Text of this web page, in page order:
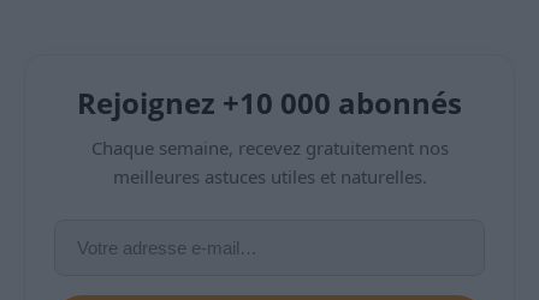
Rejoignez +10 000 abonnés
Chaque semaine, recevez gratuitement nos
meilleures astuces utiles et naturelles.